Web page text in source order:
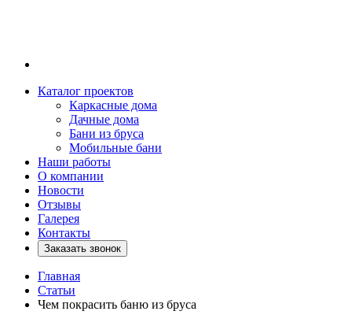
Каталог проектов
Каркасные дома
Дачные дома
Бани из бруса
Мобильные бани
Наши работы
О компании
Новости
Отзывы
Галерея
Контакты
Заказать звонок
Главная
Статьи
Чем покрасить баню из бруса